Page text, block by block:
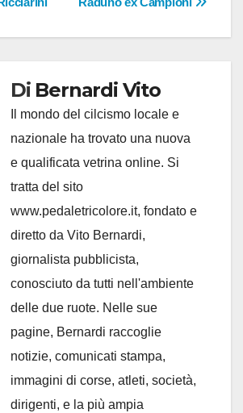
Di Bernardi Vito
Il mondo del cilcismo locale e
nazionale ha trovato una nuova
e qualificata vetrina online. Si
tratta del sito
www.pedaletricolore.it, fondato e
diretto da Vito Bernardi,
giornalista pubblicista,
conosciuto da tutti nell'ambiente
delle due ruote. Nelle sue
pagine, Bernardi raccoglie
notizie, comunicati stampa,
immagini di corse, atleti, società,
dirigenti, e la più ampia